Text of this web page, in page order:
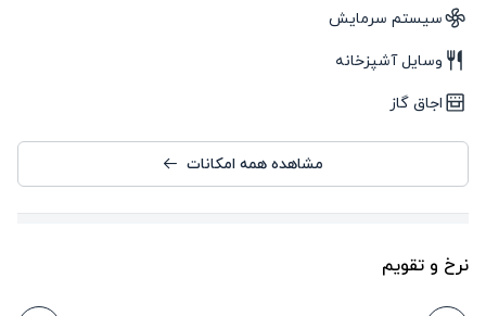
سیستم سرمایش
وسایل آشپزخانه
اجاق گاز
مشاهده همه امکانات
نرخ و تقویم